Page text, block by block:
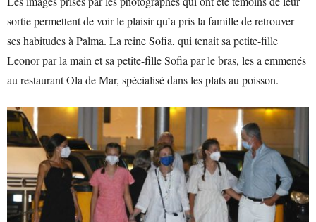
sortie permettent de voir le plaisir qu’a pris la famille de retrouver
ses habitudes à Palma. La reine Sofia, qui tenait sa petite-fille
Leonor par la main et sa petite-fille Sofia par le bras, les a emmenés
au restaurant Ola de Mar, spécialisé dans les plats au poisson.